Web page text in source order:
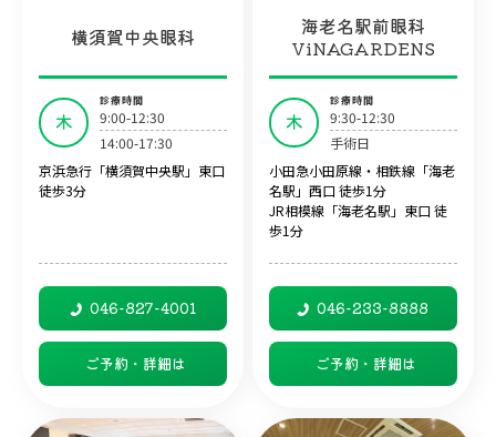
横須賀中央眼科
木
診療時間
9:00-12:30
14:00-17:30
京浜急行「横須賀中央駅」東口
徒歩3分
046-827-4001
ご予約・詳細は
海老名駅前眼科
ViNAGARDENS
木
診療時間
9:30-12:30
手術日
小田急小田原線・相鉄線「海老
名駅」西口 徒歩1分
JR相模線「海老名駅」東口 徒
歩1分
046-233-8888
ご予約・詳細は